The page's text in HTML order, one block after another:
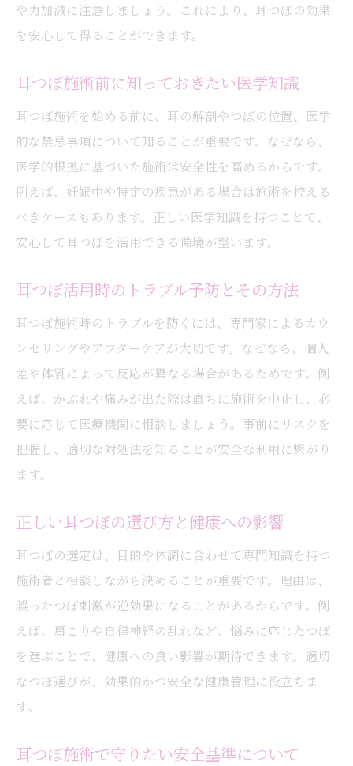
や力加減に注意しましょう。これにより、耳つぼの効果
を安心して得ることができます。
耳つぼ施術前に知っておきたい医学知識
耳つぼ施術を始める前に、耳の解剖やつぼの位置、医学
的な禁忌事項について知ることが重要です。なぜなら、
医学的根拠に基づいた施術は安全性を高めるからです。
例えば、妊娠中や特定の疾患がある場合は施術を控える
べきケースもあります。正しい医学知識を持つことで、
安心して耳つぼを活用できる環境が整います。
耳つぼ活用時のトラブル予防とその方法
耳つぼ施術時のトラブルを防ぐには、専門家によるカウ
ンセリングやアフターケアが大切です。なぜなら、個人
差や体質によって反応が異なる場合があるためです。例
えば、かぶれや痛みが出た際は直ちに施術を中止し、必
要に応じて医療機関に相談しましょう。事前にリスクを
把握し、適切な対処法を知ることが安全な利用に繋がり
ます。
正しい耳つぼの選び方と健康への影響
耳つぼの選定は、目的や体調に合わせて専門知識を持つ
施術者と相談しながら決めることが重要です。理由は、
誤ったつぼ刺激が逆効果になることがあるからです。例
えば、肩こりや自律神経の乱れなど、悩みに応じたつぼ
を選ぶことで、健康への良い影響が期待できます。適切
なつぼ選びが、効果的かつ安全な健康管理に役立ちま
す。
耳つぼ施術で守りたい安全基準について